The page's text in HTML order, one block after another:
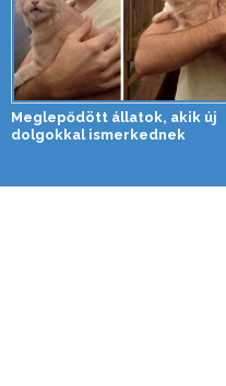
Meglepődött állatok, akik új
dolgokkal ismerkednek